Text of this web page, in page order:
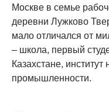
Москве в семье
деревни Лужково
мало отличался от
– школа, первый
Казахстане,
промышленности.